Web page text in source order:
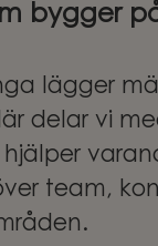
bygger
lägger
delar vi
team,